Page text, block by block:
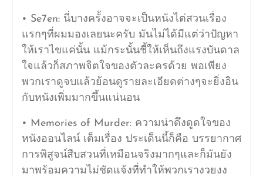
• Se7en: นี่บางครั้งอาจจะเป็นหนังไต่สวนเรื่อง
แรกๆที่ผมมองเลยนะครับ มันไม่ได้มีแต่ว่าปัญหา
ให้เราไขแค่นั้น แม้กระนั้นชี้ให้เห็นถึงแรงบันดาล
ใจแล้วก็สภาพจิตใจของตัวละครด้วย พอเพียง
พวกเราดูจบแล้วย้อนดูรายละเอียดต่างๆจะยิ่งอิน
กับหนังเพิ่มมากขึ้นแน่นอน
• Memories of Murder: ความน่าดึงดูดใจของ
หนังออนไลน์ เต็มเรื่อง ประเด็นนี้ก็คือ บรรยากาศ
การพิสูจน์สืบสวนที่เหมือนจริงมากๆและก็มันยัง
มาพร้อมความไม่ชัดแจ้งที่ทำให้พวกเรางวยงง